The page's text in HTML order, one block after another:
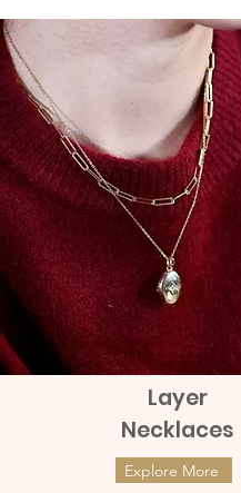
เอ๋! ใส่ไซส์เล็กไซส์ใหญ่ป่
คะ ความหนาของสร้อยเล้
จะทำให้การใส่แลดูมี
4)หรือจะใส่สีเพิ่มเข้าไปก็ยัง
เป็นพลอยสี
5)ไม่ว่าจะเป็นการมิกซ์สีโร
ไวท์โกลด์ไปด้วยก็ไ
Expedited
ส่งกับ Grab Express - คิด
ถึง 150 บาท
Full Refund Policy for
Orders. Given that the
remains with the
Layer
Necklaces
Explore More